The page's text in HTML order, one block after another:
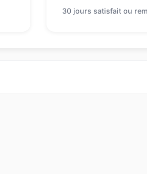
30 jours satisfait ou